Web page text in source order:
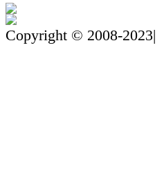
Copyright © 2008-2023|